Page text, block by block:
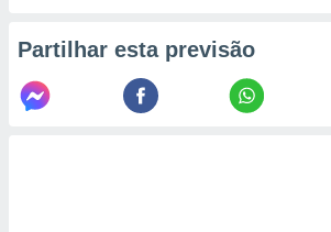
Partilhar esta previsão